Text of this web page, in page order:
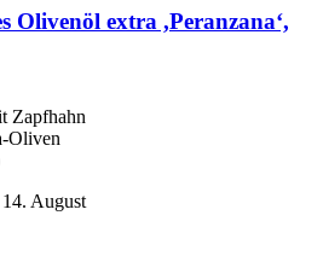
Olivenöl extra ,Peranzana‘,
Zapfhahn
Oliven
August